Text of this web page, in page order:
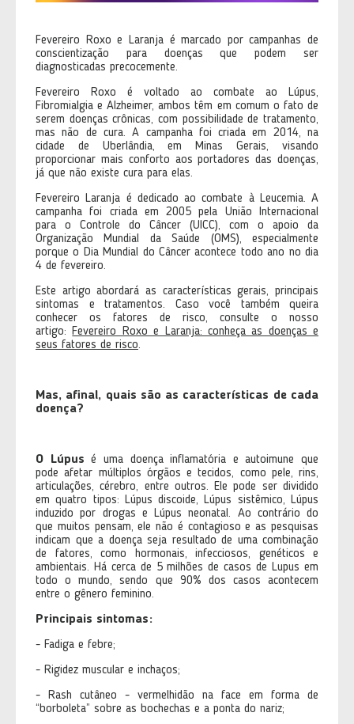
Fevereiro Roxo e Laranja é marcado por campanhas de
conscientização para doenças que podem ser
diagnosticadas precocemente.
Fevereiro Roxo é voltado ao combate ao Lúpus,
Fibromialgia e Alzheimer, ambos têm em comum o fato de
serem doenças crônicas, com possibilidade de tratamento,
mas não de cura. A campanha foi criada em 2014, na
cidade de Uberlândia, em Minas Gerais, visando
proporcionar mais conforto aos portadores das doenças,
já que não existe cura para elas.
Fevereiro Laranja é dedicado ao combate à Leucemia. A
campanha foi criada em 2005 pela União Internacional
para o Controle do Câncer (UICC), com o apoio da
Organização Mundial da Saúde (OMS), especialmente
porque o Dia Mundial do Câncer acontece todo ano no dia
4 de fevereiro.
Este artigo abordará as características gerais, principais
sintomas e tratamentos. Caso você também queira
conhecer os fatores de risco, consulte o nosso
artigo: Fevereiro Roxo e Laranja: conheça as doenças e
seus fatores de risco.
Mas, afinal, quais são as características de cada
doença?
O Lúpus é uma doença inflamatória e autoimune que
pode afetar múltiplos órgãos e tecidos, como pele, rins,
articulações, cérebro, entre outros. Ele pode ser dividido
em quatro tipos: Lúpus discoide, Lúpus sistêmico, Lúpus
induzido por drogas e Lúpus neonatal. Ao contrário do
que muitos pensam, ele não é contagioso e as pesquisas
indicam que a doença seja resultado de uma combinação
de fatores, como hormonais, infecciosos, genéticos e
ambientais. Há cerca de 5 milhões de casos de Lupus em
todo o mundo, sendo que 90% dos casos acontecem
entre o gênero feminino.
Principais sintomas:
- Fadiga e febre;
- Rigidez muscular e inchaços;
- Rash cutâneo - vermelhidão na face em forma de
“borboleta” sobre as bochechas e a ponta do nariz;